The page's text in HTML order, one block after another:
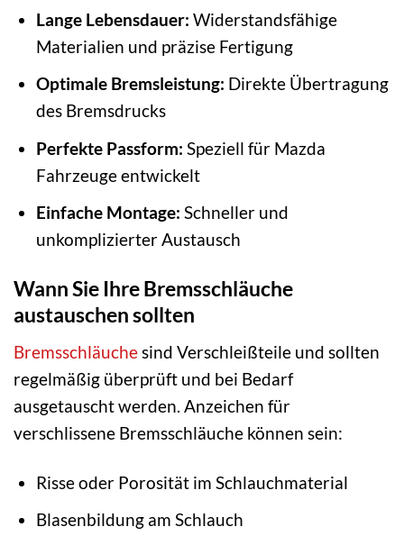
Lange Lebensdauer: Widerstandsfähige
Materialien und präzise Fertigung
Optimale Bremsleistung: Direkte Übertragung
des Bremsdrucks
Perfekte Passform: Speziell für Mazda
Fahrzeuge entwickelt
Einfache Montage: Schneller und
unkomplizierter Austausch
Wann Sie Ihre Bremsschläuche
austauschen sollten
Bremsschläuche sind Verschleißteile und sollten
regelmäßig überprüft und bei Bedarf
ausgetauscht werden. Anzeichen für
verschlissene Bremsschläuche können sein:
Risse oder Porosität im Schlauchmaterial
Blasenbildung am Schlauch